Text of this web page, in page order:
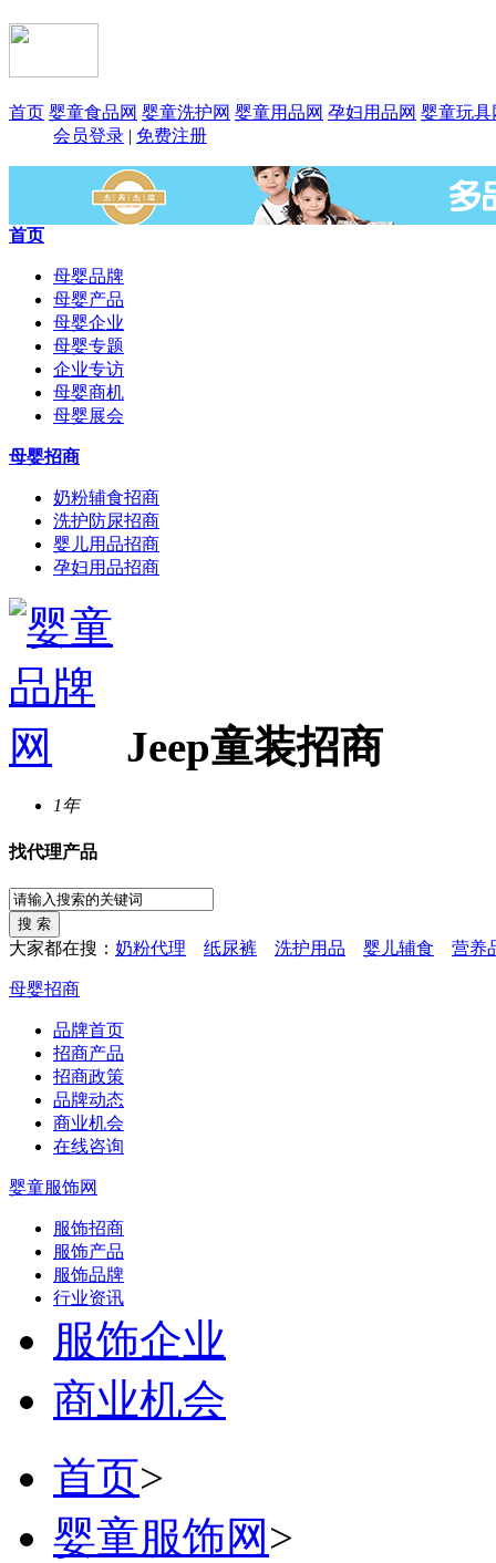
首页 婴童食品网 婴童洗护网 婴童用品网 孕妇用品网 婴童玩具
会员登录 | 免费注册
首页
母婴品牌
母婴产品
母婴企业
母婴专题
企业专访
母婴商机
母婴展会
母婴招商
奶粉辅食招商
洗护防尿招商
婴儿用品招商
孕妇用品招商
Jeep童装招商
1年
找代理产品
大家都在搜： 奶粉代理 纸尿裤 洗护用品 婴儿辅食 营养
母婴招商
品牌首页
招商产品
招商政策
品牌动态
商业机会
在线咨询
婴童服饰网
服饰招商
服饰产品
服饰品牌
行业资讯
服饰企业
商业机会
首页>
婴童服饰网 >